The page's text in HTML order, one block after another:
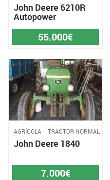
John Deere 6210R
Autopower
55.000€
AGRÍCOLA TRACTOR NORMAL
John Deere 1840
7.000€